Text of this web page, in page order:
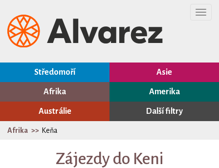
Středomoří Asie
Afrika Amerika
Austrálie Další filtry
Afrika Keňa
Zájezdy do Keni